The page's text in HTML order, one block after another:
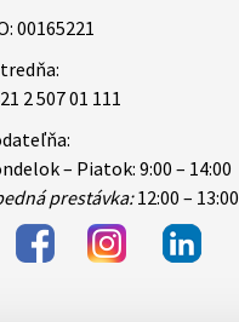
00165221
2 507 01 111
– Piatok: 9:00 – 14:00
prestávka:12:00 – 13:00